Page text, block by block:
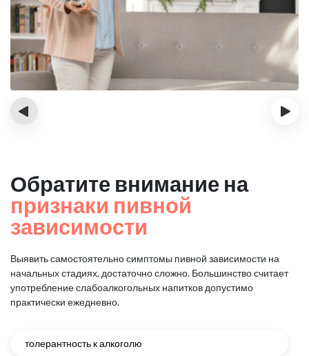
‹ ›
Обратите внимание на
признаки пивной
зависимости
Выявить самостоятельно симптомы пивной зависимости на
начальных стадиях, достаточно сложно. Большинство считает
употребление слабоалкогольных напитков допустимо
практически ежедневно.
толерантность к алкоголю